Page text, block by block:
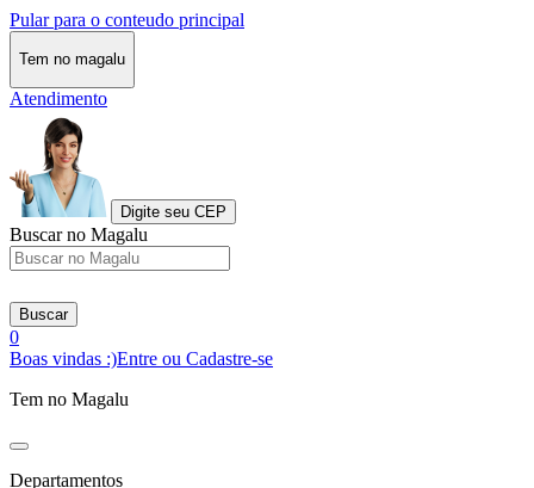
Pular para o conteudo principal
Tem no magalu
Atendimento
Digite seu CEP
Buscar no Magalu
Buscar
0
Boas vindas :)Entre ou Cadastre-se
Tem no Magalu
Departamentos